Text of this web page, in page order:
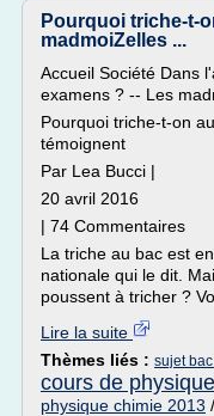
Pourquoi triche-t-
madmoiZelles ...
Accueil Société Dans
examens ? -- Les
Pourquoi triche-t-on
témoignent
Par Lea Bucci |
20 avril 2016
| 74 Commentaires
La triche au bac est
nationale qui le dit.
poussent à tricher ?
Lire la suite
Thèmes liés : sujet
cours de
physique chimie 2013 /